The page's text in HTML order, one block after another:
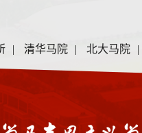
| 清华马院 | 北大马院 |